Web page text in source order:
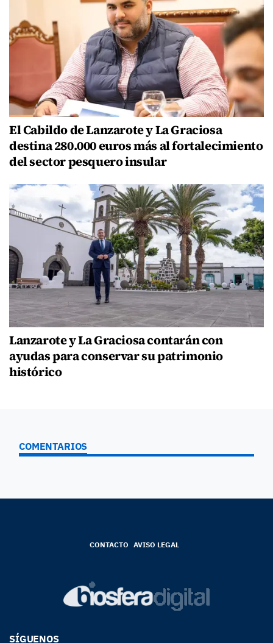
El Cabildo de Lanzarote y La Graciosa
destina 280.000 euros más al fortalecimiento
del sector pesquero insular
Lanzarote y La Graciosa contarán con
ayudas para conservar su patrimonio
histórico
COMENTARIOS
CONTACTO AVISO LEGAL
SÍGUENOS